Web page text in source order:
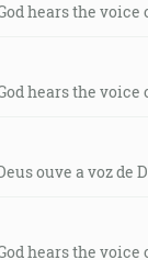
hears the voice
hears the voice
ouve a voz
hears the voice